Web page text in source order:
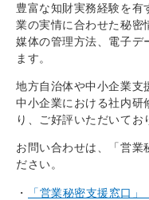
豊富な知財実務経験を有
業の実情に合わせた秘密
媒体の管理方法、電子デ
ます。
地方自治体や中小企業支
中小企業における社内研
り、ご好評いただいてお
お問い合わせは、「営業
ださい。
「営業秘密支援窓口」